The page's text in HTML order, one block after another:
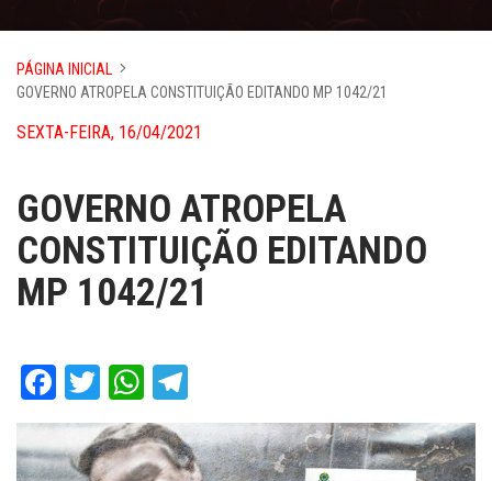
PÁGINA INICIAL
GOVERNO ATROPELA CONSTITUIÇÃO EDITANDO MP 1042/21
SEXTA-FEIRA, 16/04/2021
GOVERNO ATROPELA
CONSTITUIÇÃO EDITANDO
MP 1042/21
Facebook
TwitterWhatsApp